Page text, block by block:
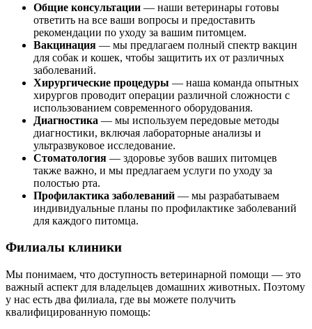
Общие консультации — наши ветеринары готовы
ответить на все ваши вопросы и предоставить
рекомендации по уходу за вашим питомцем.
Вакцинация — мы предлагаем полный спектр вакцин
для собак и кошек, чтобы защитить их от различных
заболеваний.
Хирургические процедуры — наша команда опытных
хирургов проводит операции различной сложности с
использованием современного оборудования.
Диагностика — мы используем передовые методы
диагностики, включая лабораторные анализы и
ультразвуковое исследование.
Стоматология — здоровье зубов ваших питомцев
также важно, и мы предлагаем услуги по уходу за
полостью рта.
Профилактика заболеваний — мы разрабатываем
индивидуальные планы по профилактике заболеваний
для каждого питомца.
Филиалы клиники
Мы понимаем, что доступность ветеринарной помощи — это
важный аспект для владельцев домашних животных. Поэтому
у нас есть два филиала, где вы можете получить
квалифицированную помощь: